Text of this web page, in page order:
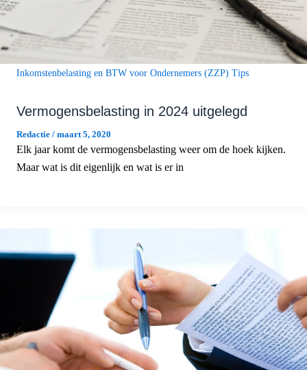
Inkomstenbelasting en BTW voor Ondernemers (ZZP) Tips
Vermogensbelasting in 2024 uitgelegd
Redactie / maart 5, 2020
Elk jaar komt de vermogensbelasting weer om de hoek kijken.
Maar wat is dit eigenlijk en wat is er in